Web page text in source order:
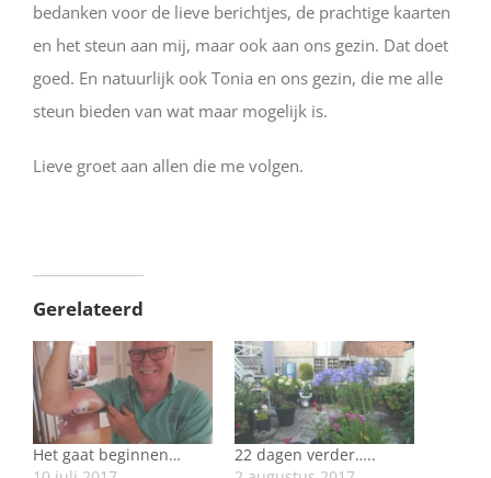
bedanken voor de lieve berichtjes, de prachtige kaarten
en het steun aan mij, maar ook aan ons gezin. Dat doet
goed. En natuurlijk ook Tonia en ons gezin, die me alle
steun bieden van wat maar mogelijk is.
Lieve groet aan allen die me volgen.
Gerelateerd
Het gaat beginnen…
22 dagen verder…..